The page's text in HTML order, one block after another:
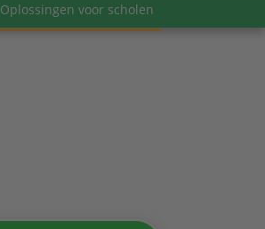
Oplossingen voor scholen